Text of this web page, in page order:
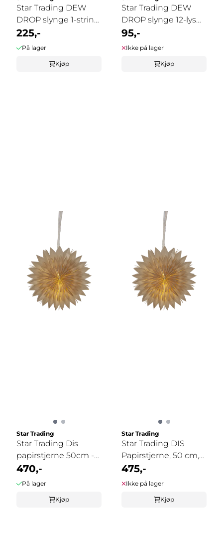
Star Trading DEW
DROP slynge 1-string
100-lys ...
225,-
På lager
Kjøp
Star Trading DEW
DROP slynge 12-lys
110 cm ...
95,-
Ikke på lager
Kjøp
Star Trading
Star Trading Dis
papirstjerne 50cm -
beige
470,-
På lager
Kjøp
Star Trading
Star Trading DIS
Papirstjerne, 50 cm,
Beige
475,-
Ikke på lager
Kjøp